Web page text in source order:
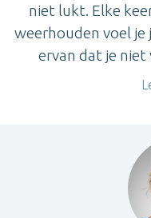
niet lukt. Elke
weerhouden voel je
ervan dat je niet